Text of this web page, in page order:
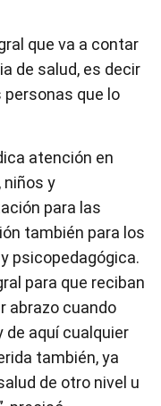
que va a contar
de salud, es decir
personas que lo
atención en
niños y
para las
también para los
psicopedagógica.
para que reciban
abrazo cuando
de aquí cualquier
también, ya
de otro nivel u